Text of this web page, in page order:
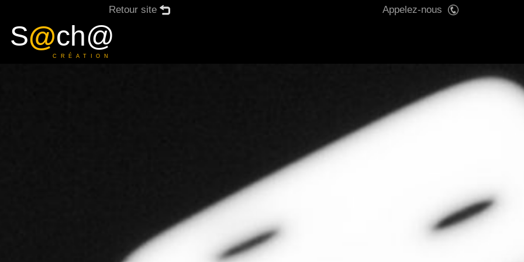
S@ch@
CRÉATION
Retour site Appelez-nous